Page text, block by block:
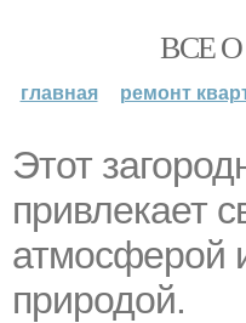
ВСЕ
главная ремонт
Этот
привлекает
атмосферой
природой.